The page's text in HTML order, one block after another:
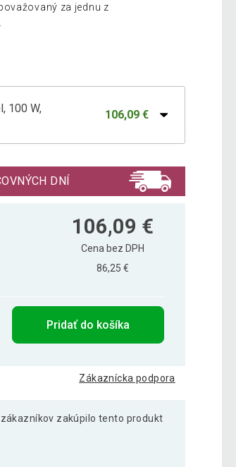
za jednu z
100 W,
106,09 €
50 W, monokryštalický 76,59 €
DNÍ
106,09 €
Cena bez DPH
86,25 €
Pridať do košíka
Zákaznícka podpora
zákazníkov zakúpilo tento produkt